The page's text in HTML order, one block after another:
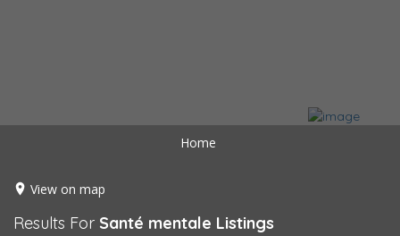
Home
View on map
Results For Santé mentale Listings